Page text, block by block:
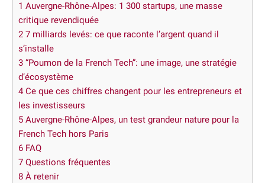
1 Auvergne-Rhône-Alpes: 1 300 startups, une masse
critique revendiquée
2 7 milliards levés: ce que raconte l’argent quand il
s’installe
3 “Poumon de la French Tech”: une image, une stratégie
d’écosystème
4 Ce que ces chiffres changent pour les entrepreneurs et
les investisseurs
5 Auvergne-Rhône-Alpes, un test grandeur nature pour la
French Tech hors Paris
6 FAQ
7 Questions fréquentes
8 À retenir